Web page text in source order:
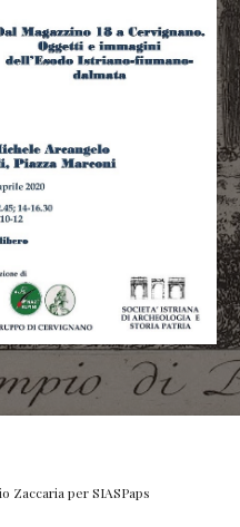
Zaccaria per SIASPaps